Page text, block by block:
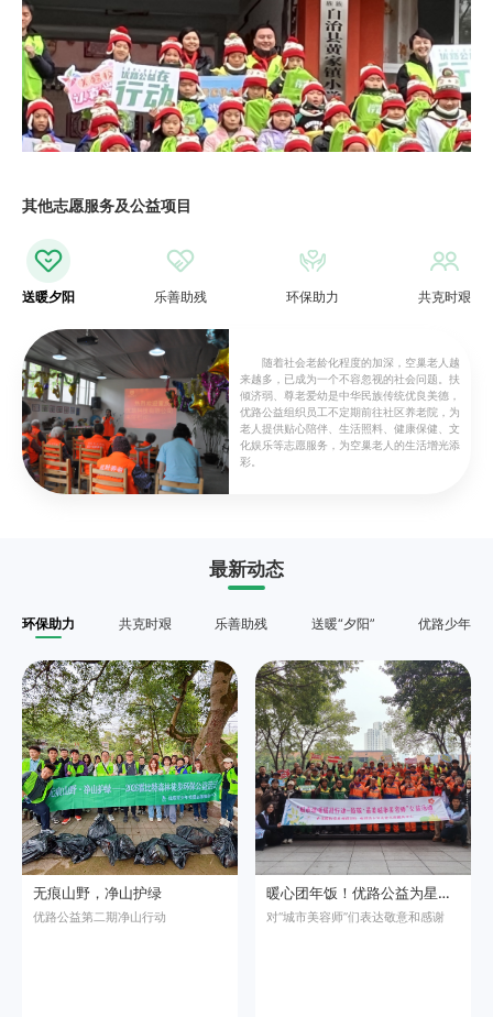
与彭水自治县同欣社会工作服务中心联合举办的山区儿童暖冬公益行动，
为120名儿童发放了保暖爱心礼包。
其他志愿服务及公益项目
送暖夕阳 乐善助残 环保助力 共克时艰
随着社会老龄化程度的加深，空巢老人越
来越多，已成为一个不容忽视的社会问题。扶
倾济弱、尊老爱幼是中华民族传统优良美德，
优路公益组织员工不定期前往社区养老院，为
老人提供贴心陪伴、生活照料、健康保健、文
化娱乐等志愿服务，为空巢老人的生活增光添
彩。
最新动态
环保助力 共克时艰 乐善助残 送暖“夕阳” 优路少年
无痕山野，净山护绿
优路公益第二期净山行动
暖心团年饭！优路公益为星湖路社区“城市美容师”提前过年
对“城市美容师”们表达敬意和感谢